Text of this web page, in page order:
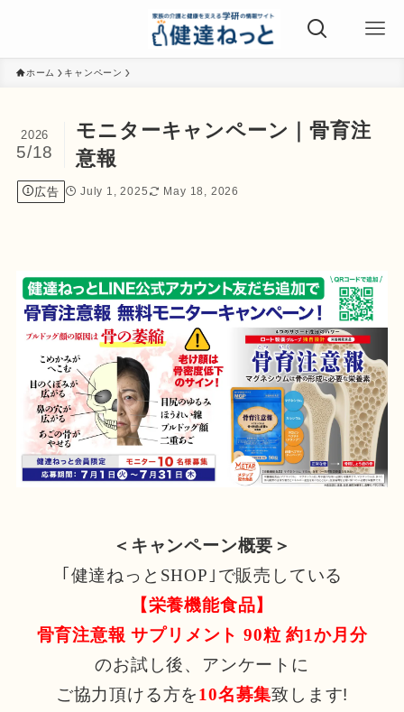
ホーム キャンペーン
モニターキャンペーン｜骨育注
意報
2026
5/18
広告 July 1, 2025 May 18, 2026
＜キャンペーン概要＞
｢健達ねっとSHOP｣で販売している
【栄養機能食品】
骨育注意報 サプリメント 90粒 約1か月分
のお試し後、アンケートに
ご協力頂ける方を10名募集致します!